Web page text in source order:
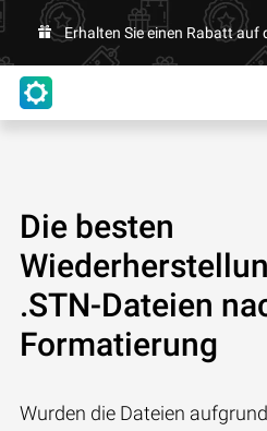
Erhalten Sie einen Rabatt auf
Die besten
.STN-Dateien
Formatierung
Wurden die Dateien